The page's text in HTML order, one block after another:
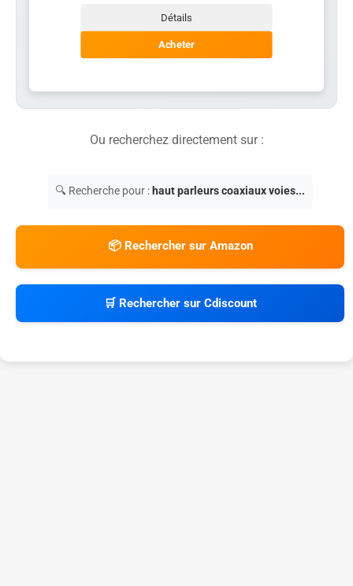
Détails
Acheter
Ou recherchez directement sur :
🔍 Recherche pour : haut parleurs coaxiaux voies...
📦 Rechercher sur Amazon
🛒 Rechercher sur Cdiscount